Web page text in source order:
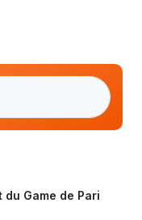
du Game de Pari